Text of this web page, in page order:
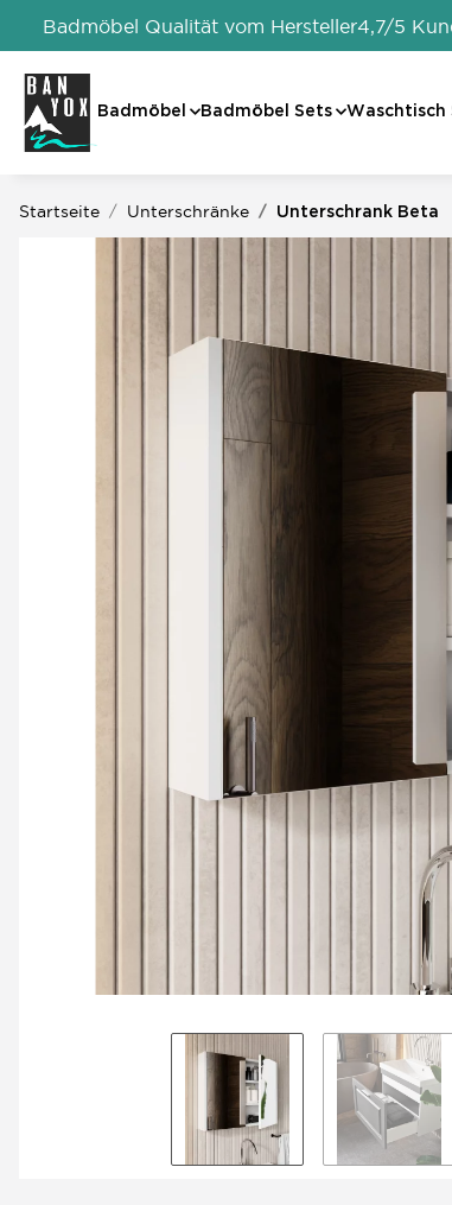
Badmöbel Qualität vom Hersteller4,7/5
Badmöbel Badmöbel Sets Waschtisch
Startseite Unterschränke Unterschrank Beta